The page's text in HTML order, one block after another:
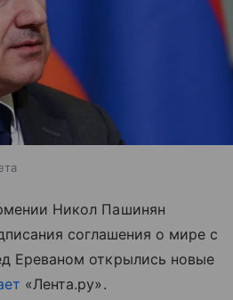
Никол Пашинян
соглашения о мире с
Ереваном открылись новые
«Лента.ру».